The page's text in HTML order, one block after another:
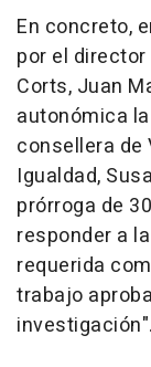
En concreto,
por el
Corts, Juan
autonómica
consellera de
Igualdad,
prórroga de
responder a
requerida
trabajo
investigación".